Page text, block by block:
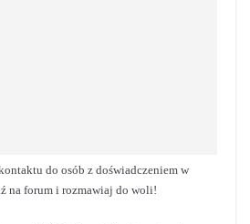
do osób z doświadczeniem w
na forum i rozmawiaj do woli!